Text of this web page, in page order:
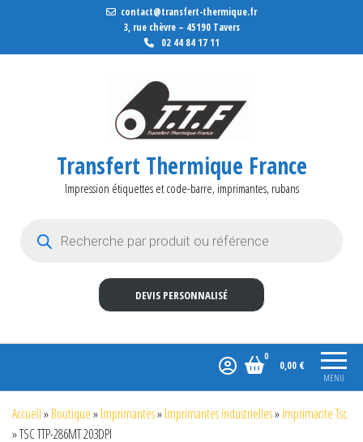
contact@transfert-thermique.fr
3, rue chèvre – 45190 Tavers
02 44 84 17 11
Transfert Thermique France
Impression étiquettes et code-barre, imprimantes, rubans
DEVIS PERSONNALISÉ
MENU
0
0,00 €
Accueil»Boutique»Imprimantes»Imprimantes industrielles»imprimante Tsc
»TSC TTP-286MT 203DPI